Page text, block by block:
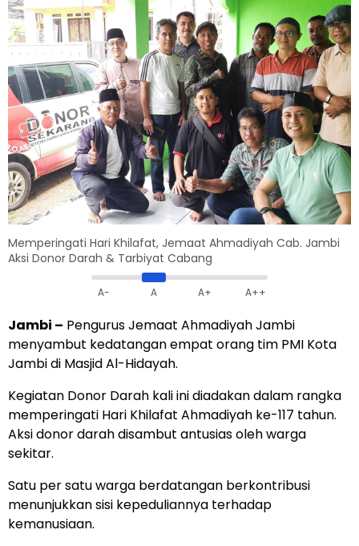
Memperingati Hari Khilafat, Jemaat Ahmadiyah Cab. Jambi
Aksi Donor Darah & Tarbiyat Cabang
A- A A+ A++
Jambi – Pengurus Jemaat Ahmadiyah Jambi
menyambut kedatangan empat orang tim PMI Kota
Jambi di Masjid Al-Hidayah.
Kegiatan Donor Darah kali ini diadakan dalam rangka
memperingati Hari Khilafat Ahmadiyah ke-117 tahun.
Aksi donor darah disambut antusias oleh warga
sekitar.
Satu per satu warga berdatangan berkontribusi
menunjukkan sisi kepeduliannya terhadap
kemanusiaan.